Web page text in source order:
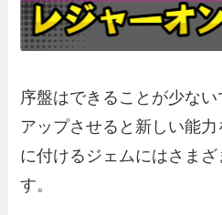
序盤はできることが少な
アップさせると新しい能
に付けるジェムにはさま
す。